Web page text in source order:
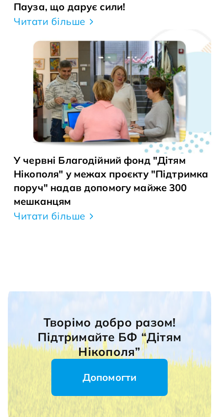
Пауза, що дарує сили!
Читати більше
У червні Благодійний фонд "Дітям
Нікополя" у межах проєкту "Підтримка
поруч" надав допомогу майже 300
мешканцям
Читати більше
Творімо добро разом!
Підтримайте БФ “Дітям
Нікополя”
Допомогти